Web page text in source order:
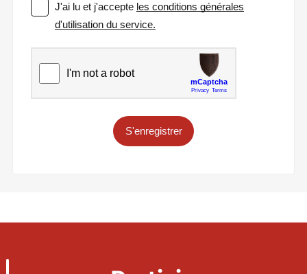
J'ai lu et j'accepte les conditions générales
d'utilisation du service.
S'enregistrer